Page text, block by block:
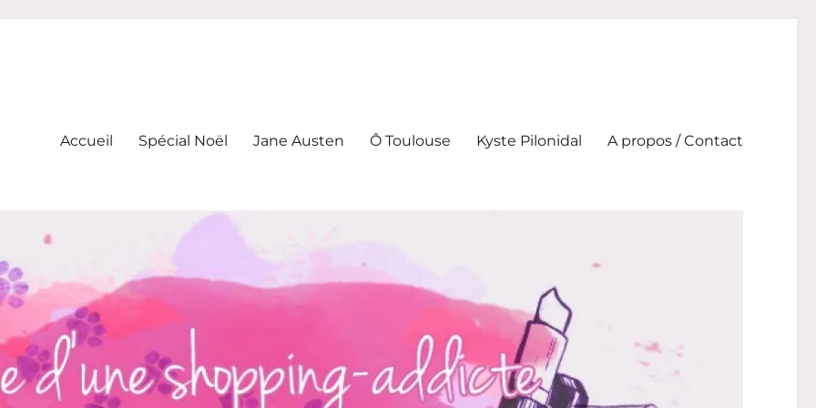
Accueil Spécial Noël Jane Austen Ô Toulouse Kyste Pilonidal A propos / Contact